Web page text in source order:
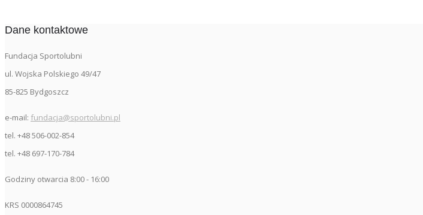
Dane kontaktowe
Fundacja Sportolubni
ul. Wojska Polskiego 49/47
85-825 Bydgoszcz
e-mail: fundacja@sportolubni.pl
tel. +48 506-002-854
tel. +48 697-170-784
Godziny otwarcia 8:00 - 16:00
KRS 0000864745